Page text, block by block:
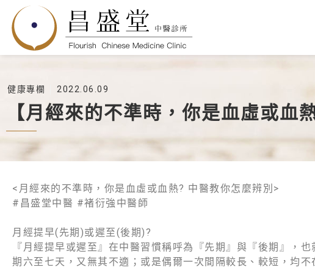
健康專欄 2022.06.09
【月經來的不準時，你是血虛或血
<月經來的不準時，你是血虛或血熱? 中醫教你怎麼辨別>
#昌盛堂中醫 #褚衍強中醫師
月經提早(先期)或遲至(後期)?
『月經提早或遲至』在中醫習慣稱呼為『先期』與『後期』，
期六至七天，又無其不適；或是偶爾一次間隔較長、較短，均不